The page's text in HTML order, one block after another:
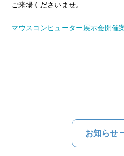
ご来場くださいませ。
マウスコンピューター展示会開催
お知らせ